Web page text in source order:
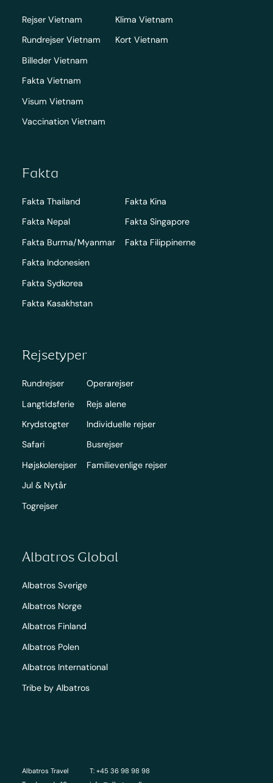
Rejser Vietnam
Rundrejser Vietnam
Billeder Vietnam
Fakta Vietnam
Visum Vietnam
Vaccination Vietnam
Klima Vietnam
Kort Vietnam
Fakta
Fakta Thailand
Fakta Nepal
Fakta Burma/Myanmar
Fakta Indonesien
Fakta Sydkorea
Fakta Kasakhstan
Fakta Kina
Fakta Singapore
Fakta Filippinerne
Albatros Travel
T: +45 36 98 98 98
Rejsetyper
Rundrejser
Langtidsferie
Krydstogter
Safari
Højskolerejser
Jul & Nytår
Togrejser
Operarejser
Rejs alene
Individuelle rejser
Busrejser
Familievenlige rejser
Albatros Global
Albatros Sverige
Albatros Norge
Albatros Finland
Albatros Polen
Albatros International
Tribe by Albatros